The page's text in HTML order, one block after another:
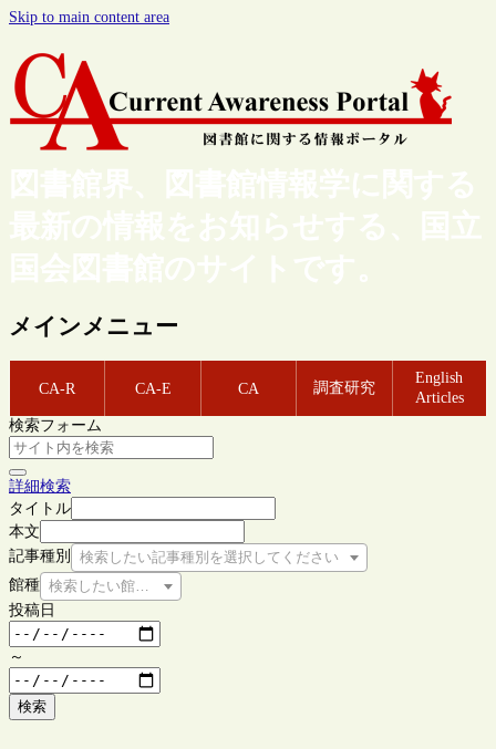
Skip to main content area
図書館界、図書館情報学に関する
最新の情報をお知らせする、国立
国会図書館のサイトです。
メインメニュー
CA-R CA-E CA 調査研究
English
Articles
検索フォーム
詳細検索
タイトル
本文
記事種別
検索したい記事種別を選択してください
館種 検索したい館種を選択してください
投稿日
～
検索